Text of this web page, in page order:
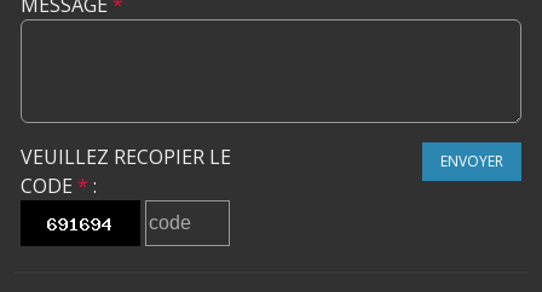
VEUILLEZ RECOPIER LE
CODE * :
ENVOYER